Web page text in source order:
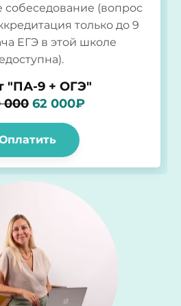
собеседование (вопрос
только до 9
ЕГЭ в этой школе
"ПА-9 + ОГЭ"
000 62 000₽